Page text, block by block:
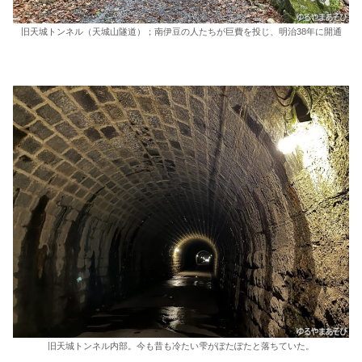
旧天城トンネル（天城山隧道）；南伊豆の人たちが巨費を投じ、明治38年に開通
旧天城トンネル内部。今も昔も冷たい雫がぽたぽたと落ちていた。